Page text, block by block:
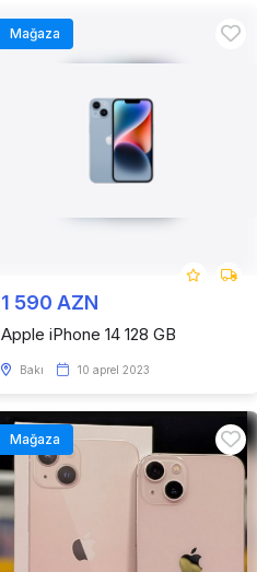
Mağaza
1 590 AZN
Apple iPhone 14 128 GB
Bakı 10 aprel 2023
Mağaza